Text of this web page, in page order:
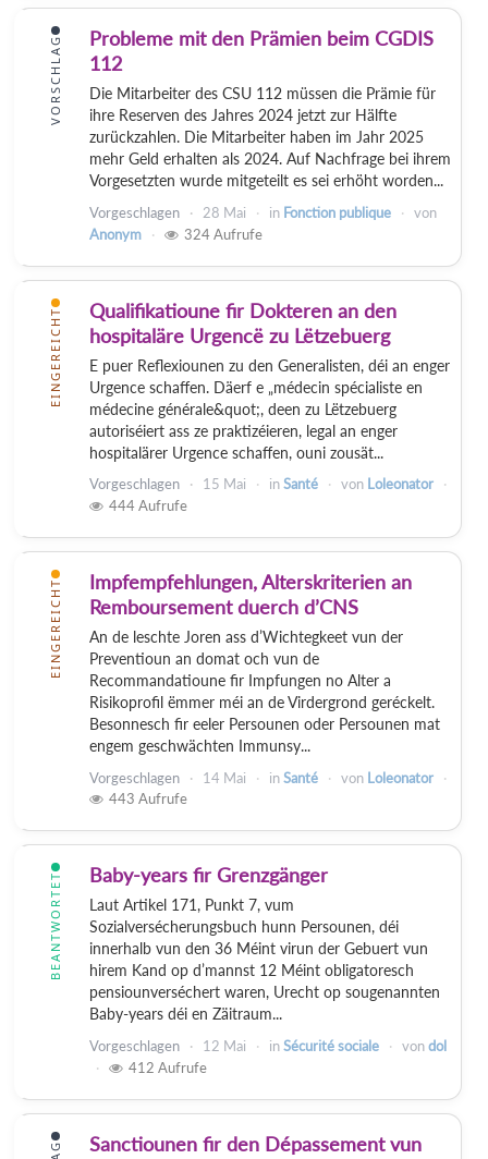
VORSCHLAG
Probleme mit den Prämien beim CGDIS
112
Die Mitarbeiter des CSU 112 müssen die Prämie für
ihre Reserven des Jahres 2024 jetzt zur Hälfte
zurückzahlen. Die Mitarbeiter haben im Jahr 2025
mehr Geld erhalten als 2024. Auf Nachfrage bei ihrem
Vorgesetzten wurde mitgeteilt es sei erhöht worden...
Vorgeschlagen 28 Mai in Fonction publique
von
Anonym
324 Aufrufe
EINGEREICHT
Qualifikatioune fir Dokteren an den
hospitaläre Urgencë zu Lëtzebuerg
E puer Reflexiounen zu den Generalisten, déi an enger
Urgence schaffen. Däerf e „médecin spécialiste en
médecine générale&quot;, deen zu Lëtzebuerg
autoriséiert ass ze praktizéieren, legal an enger
hospitalärer Urgence schaffen, ouni zousät...
Vorgeschlagen 15 Mai inSanté von Loleonator
444 Aufrufe
EINGEREICHT
Impfempfehlungen, Alterskriterien an
Remboursement duerch d’CNS
An de leschte Joren ass d’Wichtegkeet vun der
Preventioun an domat och vun de
Recommandatioune fir Impfungen no Alter a
Risikoprofil ëmmer méi an de Virdergrond geréckelt.
Besonnesch fir eeler Persounen oder Persounen mat
engem geschwächten Immunsy...
Vorgeschlagen 14 Mai inSanté von Loleonator
443 Aufrufe
BEANTWORTET Baby-years fir Grenzgänger
Laut Artikel 171, Punkt 7, vum
Sozialversécherungsbuch hunn Persounen, déi
innerhalb vun den 36 Méint virun der Gebuert vun
hirem Kand op d’mannst 12 Méint obligatoresch
pensiounverséchert waren, Urecht op sougenannten
Baby-years déi en Zäitraum...
Vorgeschlagen 12 Mai inSécurité sociale vondol
412 Aufrufe
Sanctiounen fir den Dépassement vun